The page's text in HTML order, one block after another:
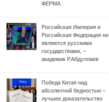
ФЕРМА
Российская Империя и
Российская Федерация не
являются русскими
государствами, –
академик Р.Абдуллаев
Победа Китая над
абсолютной бедностью –
лучшее доказательство